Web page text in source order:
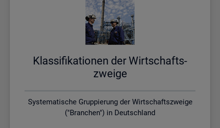
Klas­si­fi­ka­tio­nen der Wirt­schafts­
zwei­ge
Systematische Gruppierung der Wirtschaftszweige
("Branchen") in Deutschland